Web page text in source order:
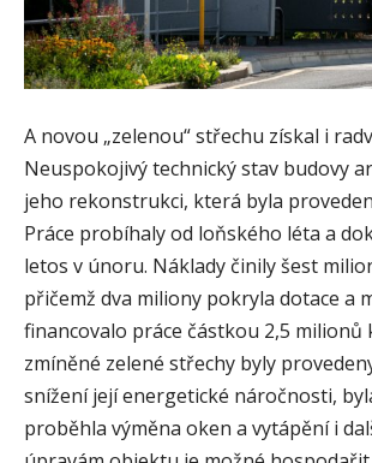
A novou „zelenou“ střechu získal i
Neuspokojivý technický stav budovy
jeho rekonstrukci, která byla
Práce probíhaly od loňského léta a
letos v únoru. Náklady činily šest
přičemž dva miliony pokryla dotace a
financovalo práce částkou 2,5 milionů
zmíněné zelené střechy byly
snížení její energetické náročnosti,
proběhla výměna oken a vytápění i